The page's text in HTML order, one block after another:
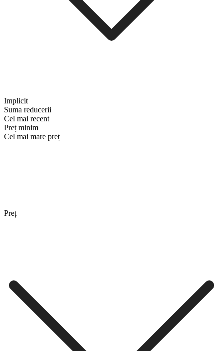
Implicit
Suma reducerii
Cel mai recent
Preț minim
Cel mai mare preț
Preț